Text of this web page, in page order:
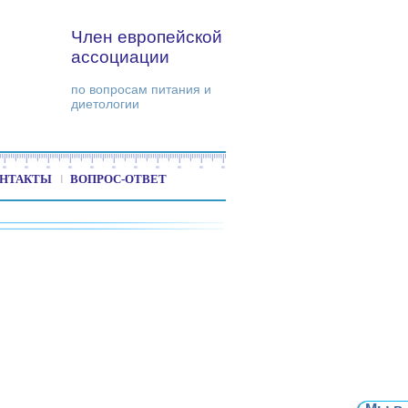
Член европейской
ассоциации
по вопросам питания и
диетологии
ВОПРОС-ОТВЕТ